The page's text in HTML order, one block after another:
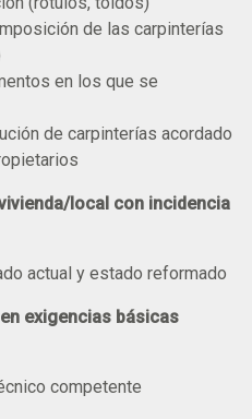
de las carpinterías
en los que se
de carpinterías acordado
local con incidencia
actual y estado reformado
exigencias básicas
competente